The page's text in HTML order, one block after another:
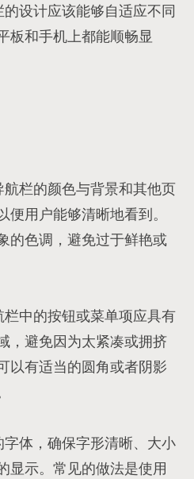
设计应该能够自适应不同
板和手机上都能顺畅显
栏的颜色与背景和其他页
用户能够清晰地看到。
的色调，避免过于鲜艳或
中的按钮或菜单项应具有
，避免因为太紧凑或拥挤
以有适当的圆角或者阴影
体，确保字形清晰、大小
显示。常见的做法是使用